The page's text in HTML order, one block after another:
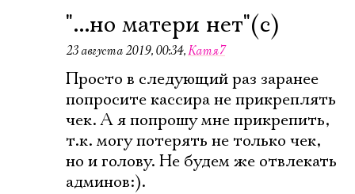
"...но матери нет"(с)
23 августа 2019, 00:34,Катя7
Просто в следующий раз заранее
попросите кассира не прикреплять
чек. А я попрошу мне прикрепить,
т.к. могу потерять не только чек,
но и голову. Не будем же отвлекать
админов:).